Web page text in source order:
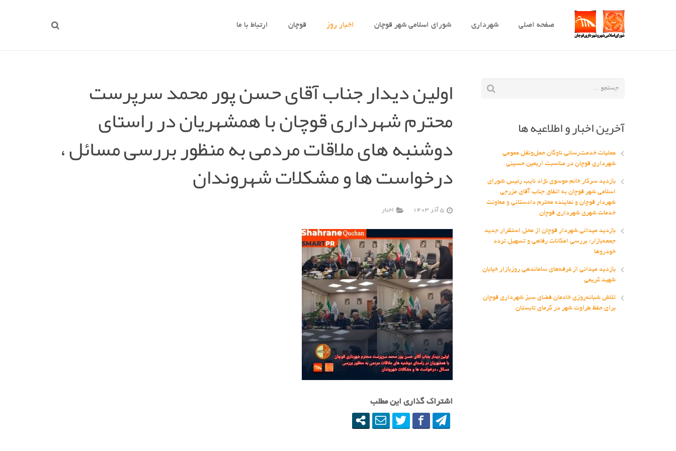
صفحه اصلی شهرداری شورای اسلامی شهر قوچان اخبار روز قوچان ارتباط با ما
اولین دیدار جناب آقای حسن پور محمد سرپرست
محترم شهرداری قوچان با همشهریان در راستای
دوشنبه های ملاقات مردمی به منظور بررسی مسائل ،
درخواست ها و مشکلات شهروندان
5 آذر 1403 اخبار
اشتراک گذاری این مطلب
آخرین اخبار و اطلاعیه ها
عملیات خدمت‌رسانی ناوگان حمل‌ونقل عمومی
شهرداری قوچان در مناسبت اربعین حسینی
بازدید سرکار خانم موسوی نژاد نایب رئیس شورای
اسلامی شهر قوچان به اتفاق جناب آقای مزرجی
شهردار قوچان و نماینده محترم دادستانی و معاونت
خدمات شهری شهرداری قوچان
بازدید میدانی شهردار قوچان از محل استقرار جدید
جمعه‌بازار؛ بررسی امکانات رفاهی و تسهیل تردد
خودروها
بازدید میدانی از غرفه‌های ساماندهی روزبازار خیابان
شهید کریمی
تلاش شبانه‌روزی خادمان فضای سبز شهرداری قوچان
برای حفظ طراوت شهر در گرمای تابستان